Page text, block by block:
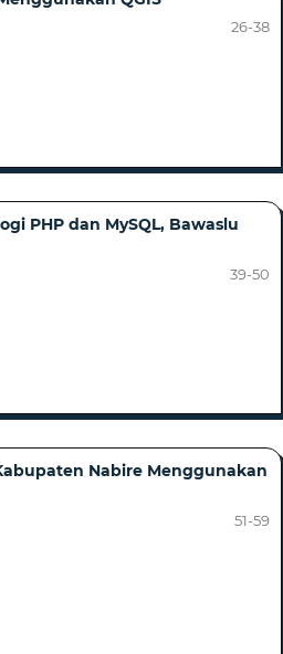
26-38
PHP dan MySQL, Bawaslu
39-50
Nabire Menggunakan
51-59